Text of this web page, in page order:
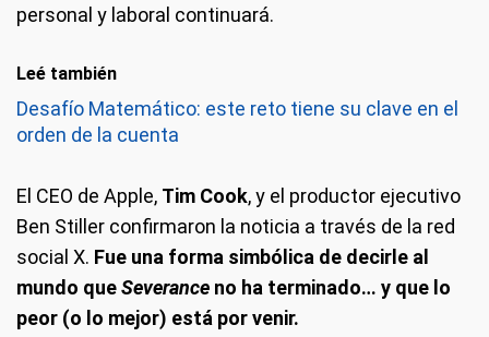
personal y laboral continuará.
Leé también
Desafío Matemático: este reto tiene su clave en el
orden de la cuenta
El CEO de Apple, Tim Cook, y el productor ejecutivo
Ben Stiller confirmaron la noticia a través de la red
social X. Fue una forma simbólica de decirle al
mundo queSeverance no ha terminado… y que lo
peor (o lo mejor) está por venir.